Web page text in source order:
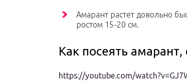
Амарант растет довольно
ростом 15-20 см.
Как посеять
https://youtube.com/